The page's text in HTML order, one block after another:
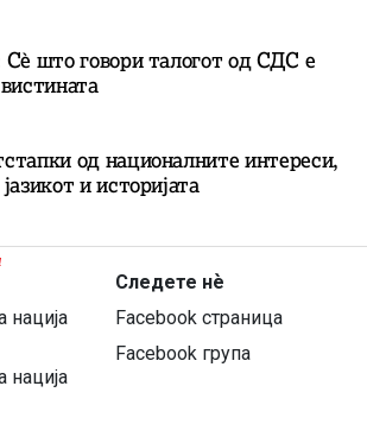
што говори талогот од СДС е
од националните интереси,
и историјата
Следете нѐ
Facebook страница
Facebook група